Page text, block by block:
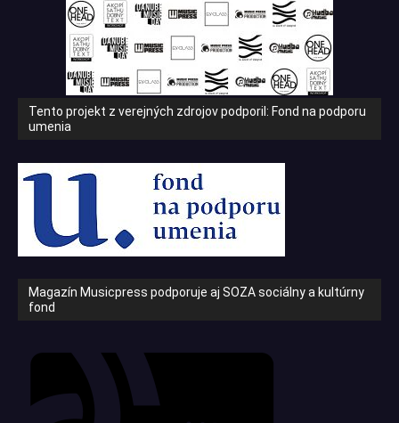
Tento projekt z verejných zdrojov podporil: Fond na podporu
umenia
Magazín Musicpress podporuje aj SOZA sociálny a kultúrny
fond